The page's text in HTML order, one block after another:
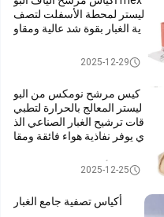
ليستر لمحطة الأسفلت لتصف
ية الغبار بقوة شد عالية ومقاو
كيس فلتر بوليستر2025-12-29
كيس مرشح نومكس من البو
ليستر المعالج بالحرارة لتطبي
قات ترشيح الغبار الصناعي الذ
ي يوفر نفاذية هواء فائقة ومقا
أكياس تصفية جامع الغبار
2025-12-25
أكياس تصفية جامع الغبار